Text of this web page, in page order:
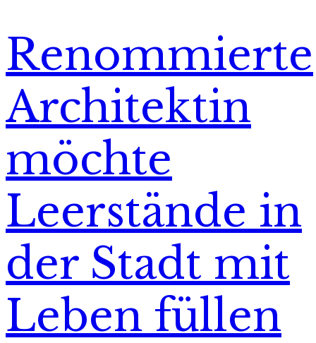
Renommierte
Architektin
möchte
Leerstände in
der Stadt mit
Leben füllen